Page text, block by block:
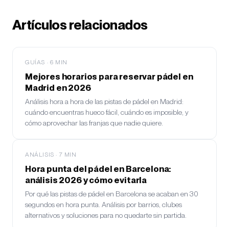
Artículos relacionados
GUÍAS · 6 MIN
Mejores horarios para reservar pádel en
Madrid en 2026
Análisis hora a hora de las pistas de pádel en Madrid:
cuándo encuentras hueco fácil, cuándo es imposible, y
cómo aprovechar las franjas que nadie quiere.
ANÁLISIS · 7 MIN
Hora punta del pádel en Barcelona:
análisis 2026 y cómo evitarla
Por qué las pistas de pádel en Barcelona se acaban en 30
segundos en hora punta. Análisis por barrios, clubes
alternativos y soluciones para no quedarte sin partida.